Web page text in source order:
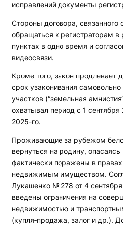
исправлений документы
Стороны договора,
обращаться к регистраторам в
пунктах в одно время и
видеосвязи.
Кроме того, закон продлевает
срок узаконивания
участков (“земельная
охватывал период с 1 сентября
2025-го.
Проживающие за рубежом
вернуться на родину, опасаясь
фактически поражены в правах
недвижимым имуществом.
Лукашенко № 278 от 4
введены ограничения на
недвижимостью и
(купля‑продажа, залог и др.).